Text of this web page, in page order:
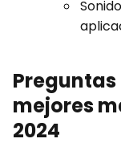
mejores
2024